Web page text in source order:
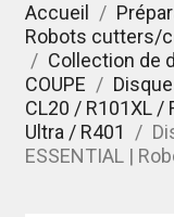
Accueil
Robots cutters/
Collection de
COUPE
CL20 / R101XL /
Ultra / R401
ESSENTIAL |